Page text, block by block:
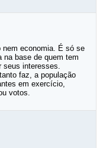
nem economia. É só se
na base de quem tem
seus interesses.
faz, a população
em exercício,
votos.